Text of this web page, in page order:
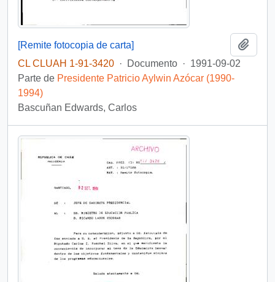
[Remite fotocopia de carta]
CL CLUAH 1-91-3420 · Documento · 1991-09-02
Parte de Presidente Patricio Aylwin Azócar (1990-
1994)
Bascuñan Edwards, Carlos